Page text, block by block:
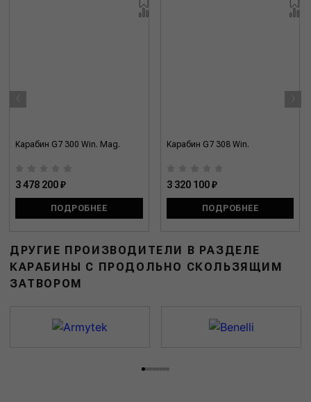
Карабин G7 300 Win. Mag.
3 478 200 ₽
ПОДРОБНЕЕ
Карабин G7 308 Win.
3 320 100 ₽
ПОДРОБНЕЕ
‹ ›
ДРУГИЕ ПРОИЗВОДИТЕЛИ В РАЗДЕЛЕ
КАРАБИНЫ С ПРОДОЛЬНО СКОЛЬЗЯЩИМ
ЗАТВОРОМ